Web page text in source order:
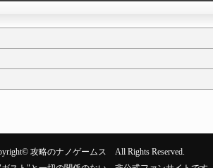
攻略のナノゲームス All Rights Reserved.